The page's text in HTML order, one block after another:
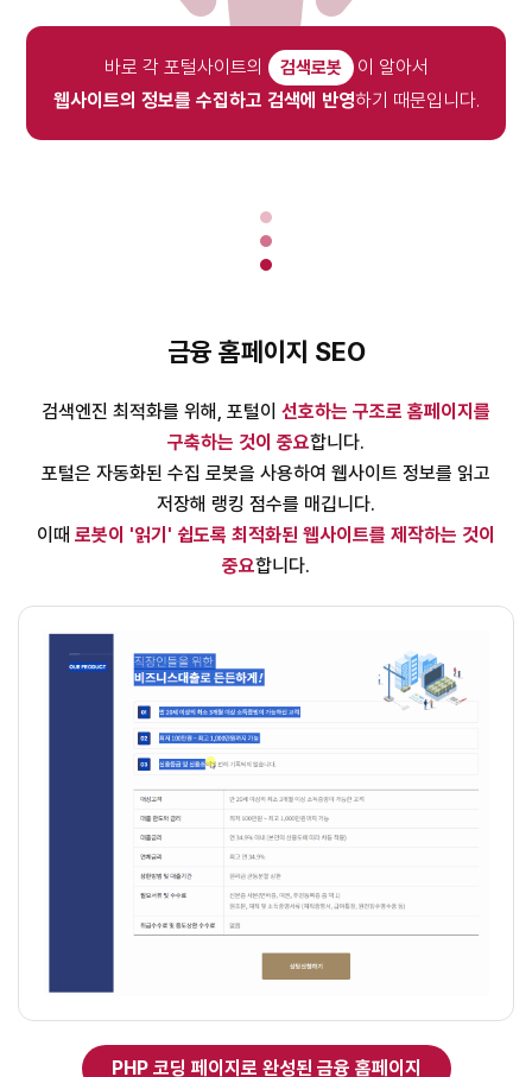
바로 각 포털사이트의 검색로봇
웹사이트의 정보를 수집하고 검색에 반영하기 때문입니다.
금융 홈페이지 SEO
검색엔진 최적화를 위해, 포털이 선호하는 구조로 홈페이지를
구축하는 것이 중요합니다.
포털은 자동화된 수집 로봇을 사용하여 웹사이트 정보를 읽고
저장해 랭킹 점수를 매깁니다.
이때 로봇이 '읽기' 쉽도록 최적화된 웹사이트를 제작하는 것이
중요합니다.
PHP 코딩 페이지로 완성된 금융 홈페이지